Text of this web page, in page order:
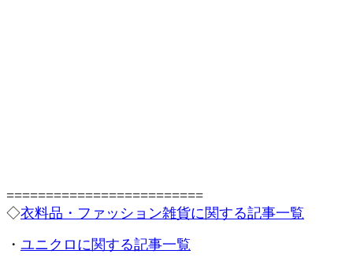
=========================
◇衣料品・ファッション雑貨に関する記事一覧
・ ユニクロに関する記事一覧